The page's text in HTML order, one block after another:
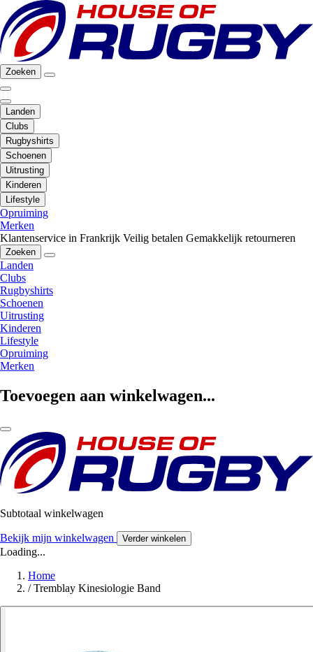
Zoeken
Landen
Clubs
Rugbyshirts
Schoenen
Uitrusting
Kinderen
Lifestyle
Opruiming
Merken
Klantenservice in Frankrijk Veilig betalen Gemakkelijk retourneren
Zoeken
Landen
Clubs
Rugbyshirts
Schoenen
Uitrusting
Kinderen
Lifestyle
Opruiming
Merken
Toevoegen aan winkelwagen...
Subtotaal winkelwagen
Bekijk mijn winkelwagen Verder winkelen
Loading...
Home
/ Tremblay Kinesiologie Band